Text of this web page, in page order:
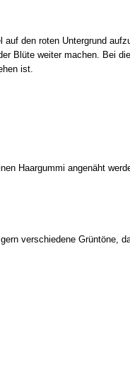
den roten Untergrund
Blüte weiter machen. Bei
ist.
Haargummi angenäht
verschiedene Grüntöne,